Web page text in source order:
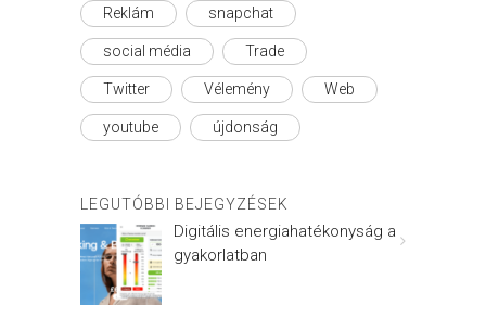
Reklám snapchat
social média Trade
Twitter Vélemény Web
youtube újdonság
LEGUTÓBBI BEJEGYZÉSEK
Digitális energiahatékonyság a
gyakorlatban